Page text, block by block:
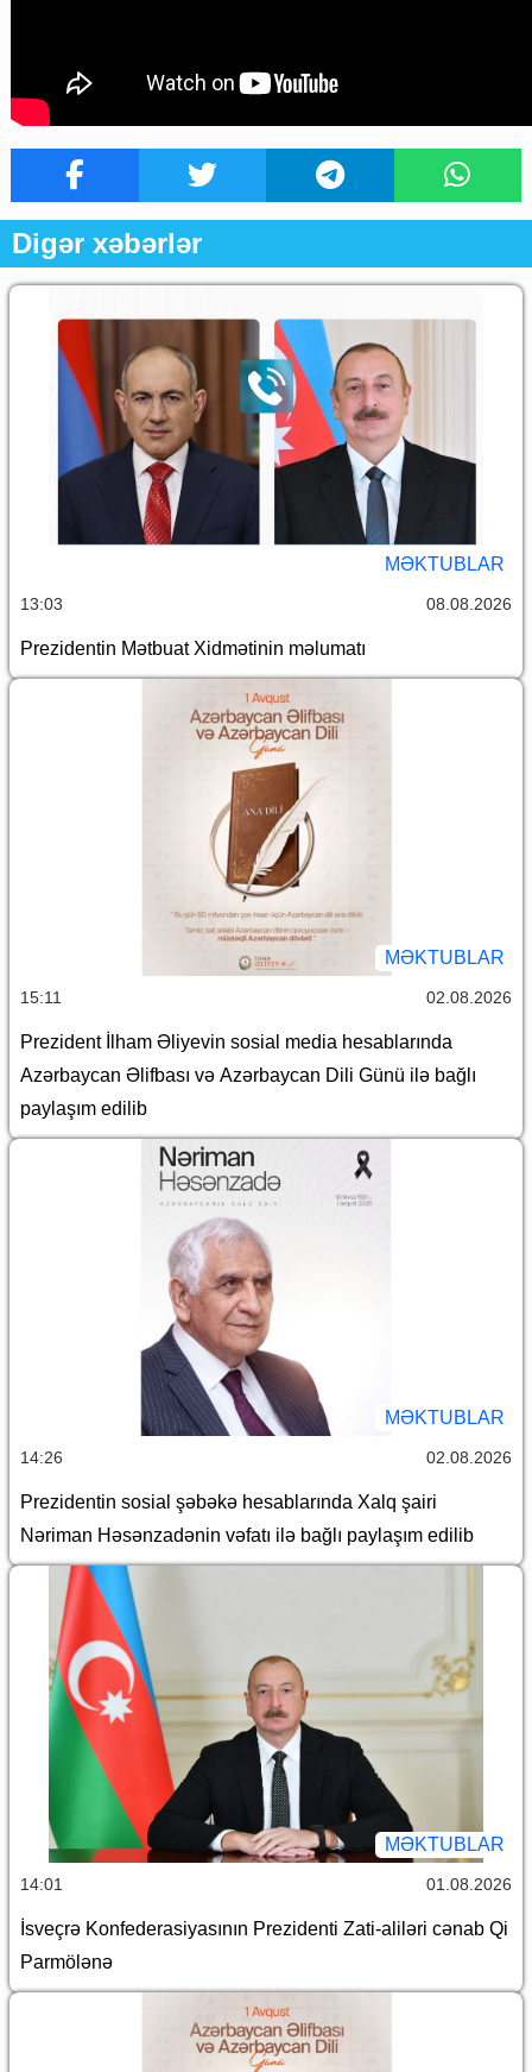
Digər xəbərlər
MƏKTUBLAR
13:03 08.08.2026
Prezidentin Mətbuat Xidmətinin məlumatı
MƏKTUBLAR
15:11 02.08.2026
Prezident İlham Əliyevin sosial media hesablarında
Azərbaycan Əlifbası və Azərbaycan Dili Günü ilə bağlı
paylaşım edilib
MƏKTUBLAR
14:26 02.08.2026
Prezidentin sosial şəbəkə hesablarında Xalq şairi
Nəriman Həsənzadənin vəfatı ilə bağlı paylaşım edilib
MƏKTUBLAR
14:01 01.08.2026
İsveçrə Konfederasiyasının Prezidenti Zati-aliləri cənab Qi
Parmölənə